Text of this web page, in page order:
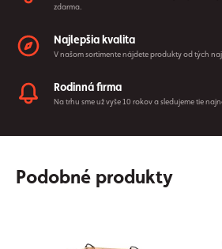
zdarma.
Najlepšia kvalita
V našom sortimente nájdete produkty od tých
Rodinná firma
Na trhu sme už vyše 10 rokov a sledujeme tie
Podobné produkty